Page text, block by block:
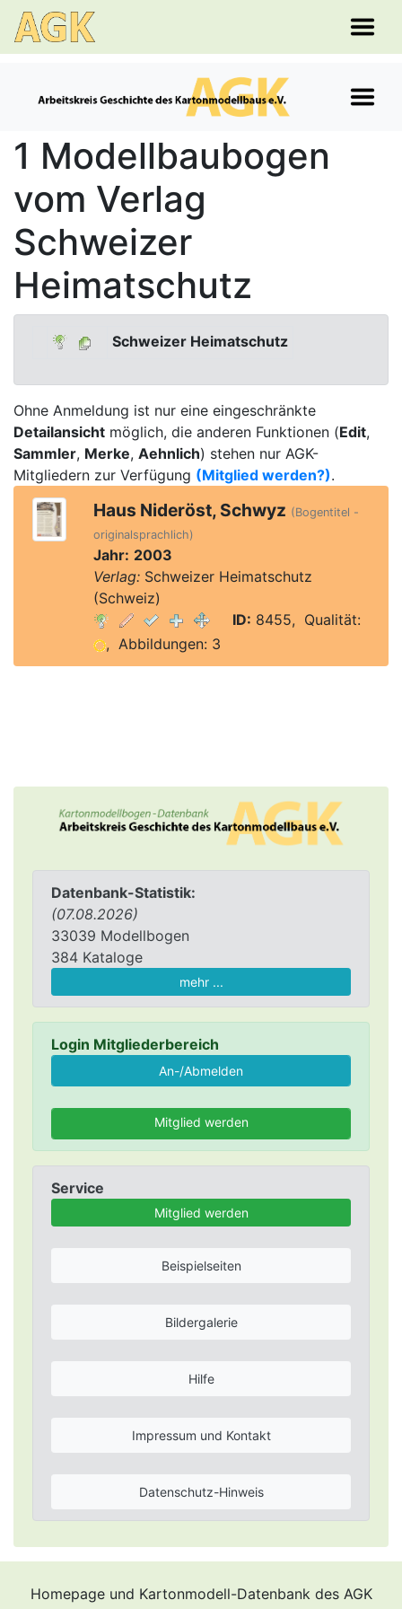
Datenbank-Statistik:
(07.08.2026)
33039 Modellbogen
384 Kataloge
mehr ...
Login Mitgliederbereich
Mitglied werden
Service
Mitglied werden
Beispielseiten
Bildergalerie
Hilfe
Impressum und Kontakt
Datenschutz-Hinweis
1 Modellbaubogen
vom Verlag
Schweizer
Heimatschutz
Schweizer Heimatschutz
Ohne Anmeldung ist nur eine eingeschränkte
Detailansicht möglich, die anderen Funktionen (Edit,
Sammler, Merke, Aehnlich) stehen nur AGK-
Mitgliedern zur Verfügung (Mitglied werden?).
Haus Nideröst, Schwyz (Bogentitel -
originalsprachlich)
Jahr: 2003
Verlag:Schweizer Heimatschutz
(Schweiz)
ID: 8455, Qualität:
, Abbildungen: 3
Homepage und Kartonmodell-Datenbank des AGK